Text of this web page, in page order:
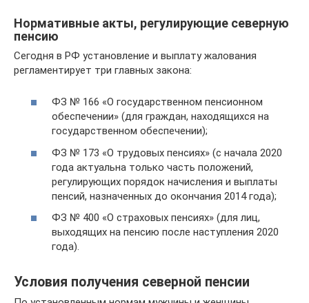
Нормативные акты, регулирующие северную
пенсию
Сегодня в РФ установление и выплату жалования
регламентирует три главных закона:
ФЗ № 166 «О государственном пенсионном
обеспечении» (для граждан, находящихся на
государственном обеспечении);
ФЗ № 173 «О трудовых пенсиях» (с начала 2020
года актуальна только часть положений,
регулирующих порядок начисления и выплаты
пенсий, назначенных до окончания 2014 года);
ФЗ № 400 «О страховых пенсиях» (для лиц,
выходящих на пенсию после наступления 2020
года).
Условия получения северной пенсии